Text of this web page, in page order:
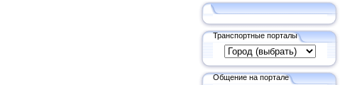
Транспортные порталы
Общение на портале